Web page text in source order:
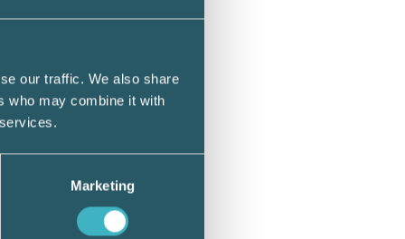
our traffic. We also share
who may combine it with
Marketing